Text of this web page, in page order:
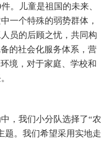
。儿童是祖国的未来、
一个特殊的弱势群体，
员的后顾之忧，共同构
的社会化服务体系，营
境，对于家庭、学校和
我们小分队选择了“农
题。我们希望采用实地走